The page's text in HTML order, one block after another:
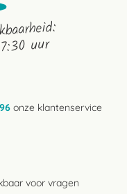
uur
onze klantenservice
voor vragen